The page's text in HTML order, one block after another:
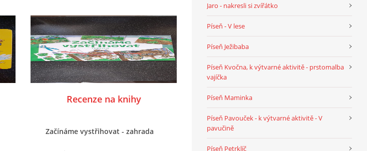
Recenze na knihy
Začínáme vystřihovat - zahrada
Jaro - nakresli si zvířátko
Píseň - V lese
Píseň Ježibaba
Píseň Kvočna, k výtvarné aktivitě - prstomalba
vajíčka
Píseň Maminka
Píseň Pavouček - k výtvarné aktivitě - V
pavučině
Píseň Petrklíč